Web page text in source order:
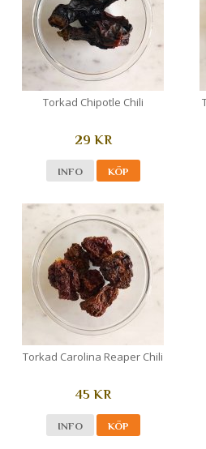
Torkad Chipotle Chili
29 KR
INFO KÖP
Torkad Carolina Reaper Chili
45 KR
INFO KÖP